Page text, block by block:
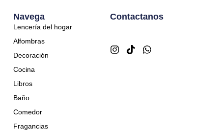
Navega
Lencería del hogar
Alfombras
Decoración
Cocina
Libros
Baño
Comedor
Fragancias
Contactanos